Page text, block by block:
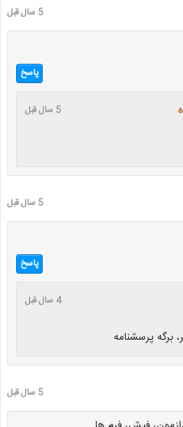
5 سال قبل
پاسخ
5 سال قبل
5 سال قبل
پاسخ
4 سال قبل
برگه پرسشنامه
5 سال قبل